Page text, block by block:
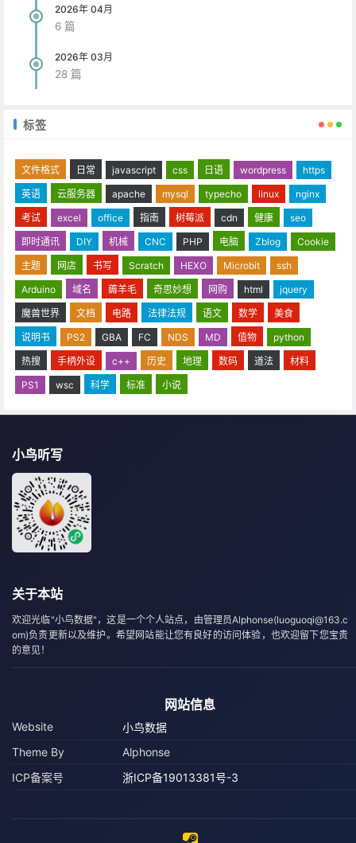
2026年 04月
6 篇
2026年 03月
28 篇
标签
文件格式 日常 javascript css 日语 wordpress
https
英语
云服务器 apache mysql typecho linux
nginx
考试
excel office 指南 树莓派 cdn 健康
seo
即时通讯
DIY 机械 CNC PHP 电脑 Zblog
Cookie
主题
网店 书写 Scratch HEXO Microbit
ssh
Arduino
域名 薅羊毛 奇思妙想 网购 html
jquery
魔兽世界
文档 电路 法律法规 语文 数学
美食
说明书
PS2 GBA FC NDS MD 值物
python
热搜
手柄外设 c++ 历史 地理 数码 道法
材料
PS1
wsc 科学 标准 小说
小鸟听写
关于本站
欢迎光临"小鸟数据"，这是一个个人站点，由管理员Alphonse(luoguoqi@163.c
om)负责更新以及维护。希望网站能让您有良好的访问体验，也欢迎留下您宝贵
的意见！
网站信息
Website
小鸟数据
Theme By
Alphonse
ICP备案号
浙ICP备19013381号-3